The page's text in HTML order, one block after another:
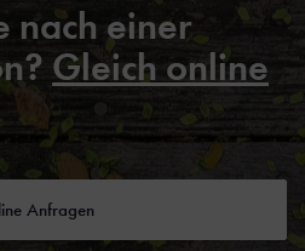
nach einer
Gleich online
Anfragen